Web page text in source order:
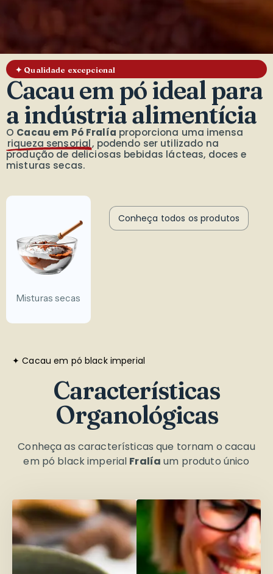
✦ Qualidade excepcional
Cacau em pó ideal para
a indústria alimentícia
O Cacau em Pó Fralía proporciona uma imensa
riqueza sensorial, podendo ser utilizado na
produção de deliciosas bebidas lácteas, doces e
misturas secas.
Misturas secas
Conheça todos os produtos
✦ Cacau em pó black imperial
Características
Organológicas
Conheça as características que tornam o cacau
em pó black imperial Fralía um produto único